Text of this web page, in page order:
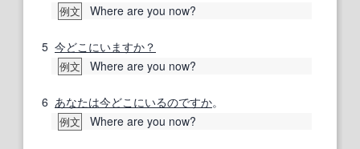
例文 Where are you now?
5 今どこにいますか？
例文 Where are you now?
6 あなたは今どこにいるのですか。
例文 Where are you now?